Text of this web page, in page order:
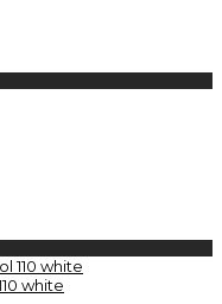
white